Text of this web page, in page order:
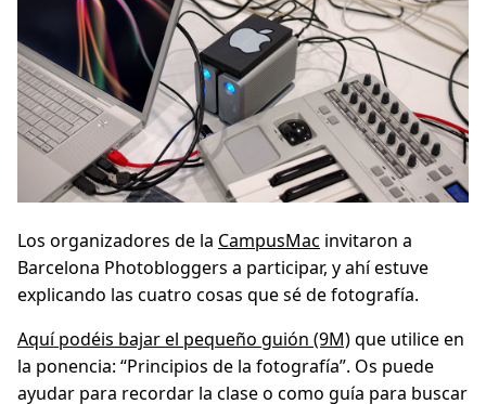
Los organizadores de la CampusMac invitaron a
Barcelona Photobloggers a participar, y ahí estuve
explicando las cuatro cosas que sé de fotografía.
Aquí podéis bajar el pequeño guión (9M)que utilice en
la ponencia: “Principios de la fotografía”. Os puede
ayudar para recordar la clase o como guía para buscar